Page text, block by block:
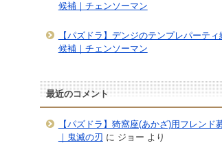
候補｜チェンソーマン
【パズドラ】デンジのテンプレパーテ
候補｜チェンソーマン
最近のコメント
【パズドラ】猗窩座(あかざ)用フレンド
｜鬼滅の刃 に ジョー より